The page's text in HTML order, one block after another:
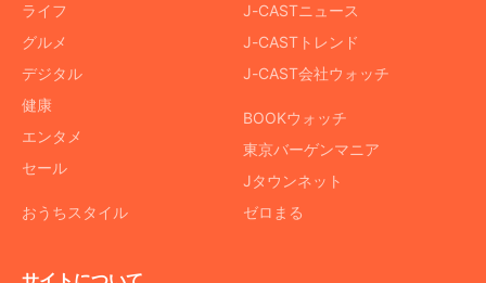
ライフ
グルメ
デジタル
健康
エンタメ
セール
おうちスタイル
J-CASTニュース
J-CASTトレンド
J-CAST会社ウォッチ
BOOKウォッチ
東京バーゲンマニア
Jタウンネット
ゼロまる